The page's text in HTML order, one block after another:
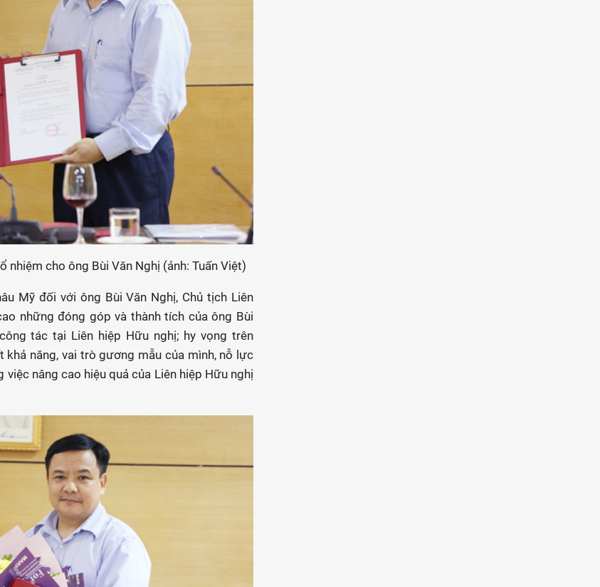
nhiệm cho ông Bùi Văn Nghị (ảnh: Tuấn Việt)
Mỹ đối với ông Bùi Văn Nghị, Chủ tịch Liên
những đóng góp và thành tích của ông Bùi
tác tại Liên hiệp Hữu nghị; hy vọng trên
năng, vai trò gương mẫu của mình, nỗ lực
nâng cao hiệu quả của Liên hiệp Hữu nghị